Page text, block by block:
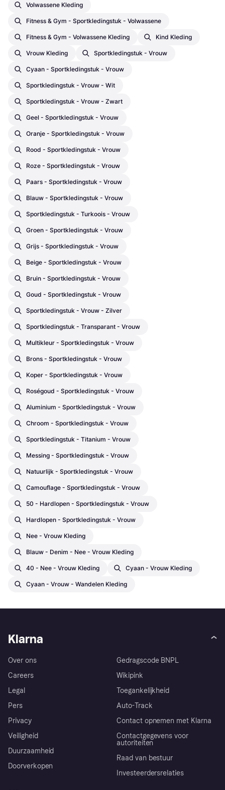
Volwassene Kleding
Fitness & Gym - Sportkledingstuk - Volwassene
Fitness & Gym - Volwassene Kleding Kind Kleding
Vrouw Kleding Sportkledingstuk - Vrouw
Cyaan - Sportkledingstuk - Vrouw
Sportkledingstuk - Vrouw - Wit
Sportkledingstuk - Vrouw - Zwart
Geel - Sportkledingstuk - Vrouw
Oranje - Sportkledingstuk - Vrouw
Rood - Sportkledingstuk - Vrouw
Roze - Sportkledingstuk - Vrouw
Paars - Sportkledingstuk - Vrouw
Blauw - Sportkledingstuk - Vrouw
Sportkledingstuk - Turkoois - Vrouw
Groen - Sportkledingstuk - Vrouw
Grijs - Sportkledingstuk - Vrouw
Beige - Sportkledingstuk - Vrouw
Bruin - Sportkledingstuk - Vrouw
Goud - Sportkledingstuk - Vrouw
Sportkledingstuk - Vrouw - Zilver
Sportkledingstuk - Transparant - Vrouw
Multikleur - Sportkledingstuk - Vrouw
Brons - Sportkledingstuk - Vrouw
Koper - Sportkledingstuk - Vrouw
Roségoud - Sportkledingstuk - Vrouw
Aluminium - Sportkledingstuk - Vrouw
Chroom - Sportkledingstuk - Vrouw
Sportkledingstuk - Titanium - Vrouw
Messing - Sportkledingstuk - Vrouw
Natuurlijk - Sportkledingstuk - Vrouw
Camouflage - Sportkledingstuk - Vrouw
50 - Hardlopen - Sportkledingstuk - Vrouw
Hardlopen - Sportkledingstuk - Vrouw
Nee - Vrouw Kleding
Blauw - Denim - Nee - Vrouw Kleding
40 - Nee - Vrouw Kleding Cyaan - Vrouw Kleding
Cyaan - Vrouw - Wandelen Kleding
Klarna
Over ons
Careers
Legal
Pers
Privacy
Veiligheid
Duurzaamheid
Doorverkopen
Gedragscode BNPL
Wikipink
Toegankelijkheid
Auto-Track
Contact opnemen met Klarna
Contactgegevens voor
autoriteiten
Raad van bestuur
Investeerdersrelaties